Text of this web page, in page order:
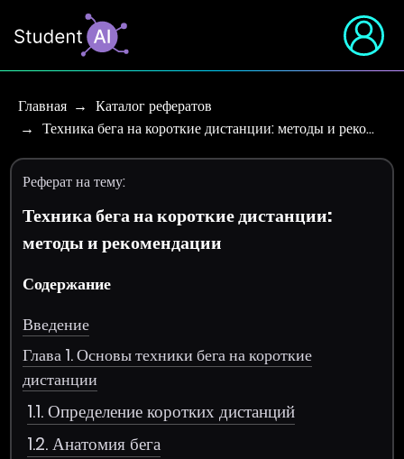
Главная
Каталог рефератов
Техника бега на короткие дистанции: методы и реко…
Реферат на тему:
Техника бега на короткие дистанции:
методы и рекомендации
Содержание
Введение
Глава 1. Основы техники бега на короткие
дистанции
1.1. Определение коротких дистанций
1.2. Анатомия бега